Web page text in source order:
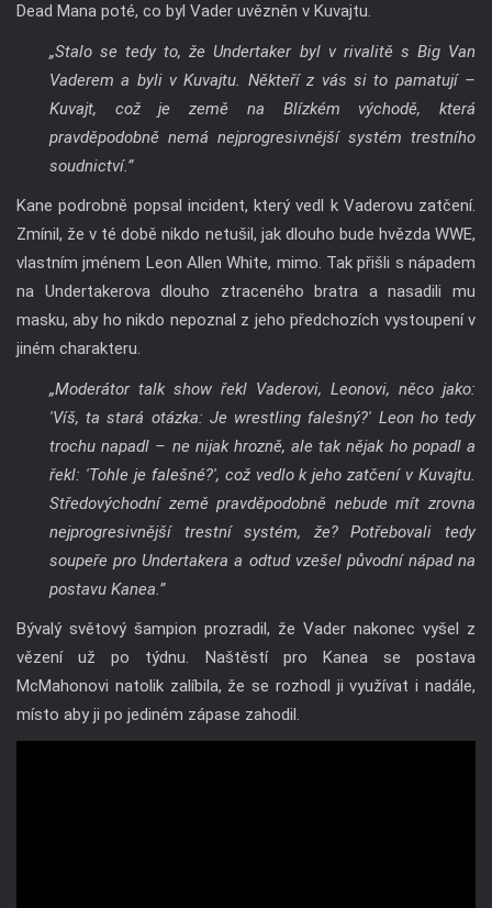
Dead Mana poté, co byl Vader uvězněn v Kuvajtu.
„Stalo se tedy to, že Undertaker byl v rivalitě s Big Van
Vaderem a byli v Kuvajtu. Někteří z vás si to pamatují –
Kuvajt, což je země na Blízkém východě, která
pravděpodobně nemá nejprogresivnější systém trestního
soudnictví.”
Kane podrobně popsal incident, který vedl k Vaderovu zatčení.
Zmínil, že v té době nikdo netušil, jak dlouho bude hvězda WWE,
vlastním jménem Leon Allen White, mimo. Tak přišli s nápadem
na Undertakerova dlouho ztraceného bratra a nasadili mu
masku, aby ho nikdo nepoznal z jeho předchozích vystoupení v
jiném charakteru.
„Moderátor talk show řekl Vaderovi, Leonovi, něco jako:
'Víš, ta stará otázka: Je wrestling falešný?' Leon ho tedy
trochu napadl – ne nijak hrozně, ale tak nějak ho popadl a
řekl: 'Tohle je falešné?', což vedlo k jeho zatčení v Kuvajtu.
Středovýchodní země pravděpodobně nebude mít zrovna
nejprogresivnější trestní systém, že? Potřebovali tedy
soupeře pro Undertakera a odtud vzešel původní nápad na
postavu Kanea.”
Bývalý světový šampion prozradil, že Vader nakonec vyšel z
vězení už po týdnu. Naštěstí pro Kanea se postava
McMahonovi natolik zalíbila, že se rozhodl ji využívat i nadále,
místo aby ji po jediném zápase zahodil.